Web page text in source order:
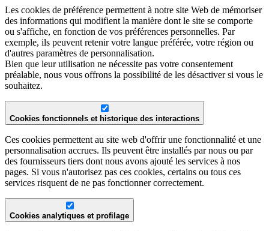
Les cookies de préférence permettent à notre site Web de mémoriser
des informations qui modifient la manière dont le site se comporte
ou s'affiche, en fonction de vos préférences personnelles. Par
exemple, ils peuvent retenir votre langue préférée, votre région ou
d'autres paramètres de personnalisation.
Bien que leur utilisation ne nécessite pas votre consentement
préalable, nous vous offrons la possibilité de les désactiver si vous le
souhaitez.
Cookies fonctionnels et historique des interactions
Ces cookies permettent au site web d'offrir une fonctionnalité et une
personnalisation accrues. Ils peuvent être installés par nous ou par
des fournisseurs tiers dont nous avons ajouté les services à nos
pages. Si vous n'autorisez pas ces cookies, certains ou tous ces
services risquent de ne pas fonctionner correctement.
Cookies analytiques et profilage